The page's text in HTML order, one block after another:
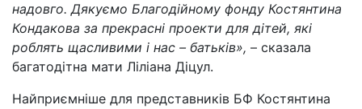
надовго. Дякуємо Благодійному фонду Костянтина
Кондакова за прекрасні проекти для дітей, які
роблять щасливими і нас – батьків», – сказала
багатодітна мати Ліліана Діцул.
Найприємніше для представників БФ Костянтина